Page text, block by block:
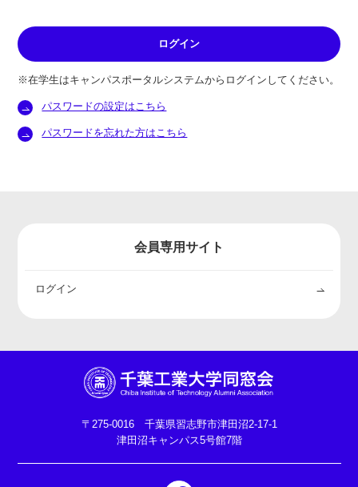
※在学生はキャンパスポータルシステムからログインしてください。
パスワードの設定はこちら
パスワードを忘れた方はこちら
会員専用サイト
ログイン
〒275-0016 千葉県習志野市津田沼2-17-1
津田沼キャンパス5号館7階